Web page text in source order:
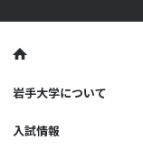
岩手大学について
入試情報